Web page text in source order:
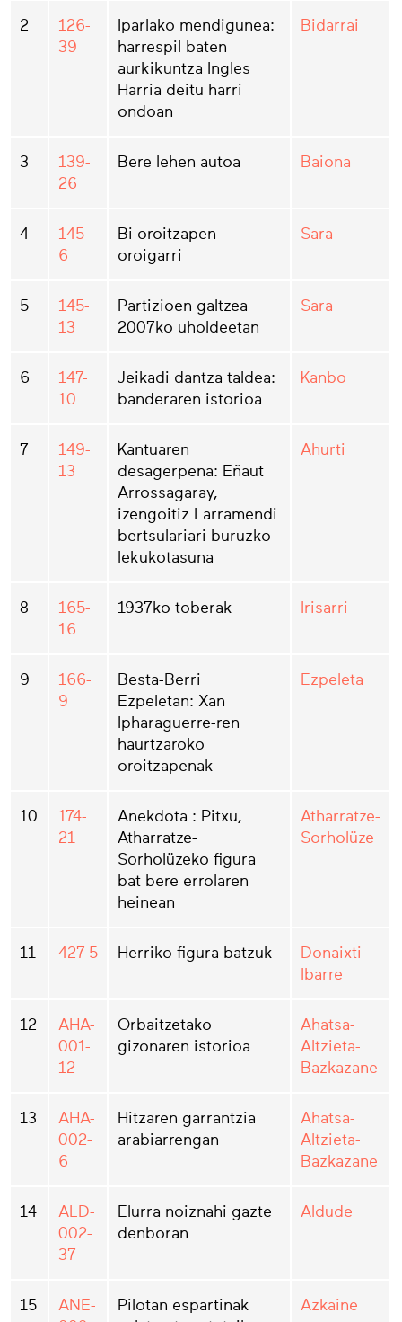
2
126-
39
Iparlako mendigunea:
harrespil baten
aurkikuntza Ingles
Harria deitu harri
ondoan
Bidarrai
3
139-
26
Bere lehen autoa Baiona
4
145-
6
Bi oroitzapen
oroigarri
Sara
5
145-
13
Partizioen galtzea
2007ko uholdeetan
Sara
6
147-
10
Jeikadi dantza taldea:
banderaren istorioa
Kanbo
7
149-
13
Kantuaren
desagerpena: Eñaut
Arrossagaray,
izengoitiz Larramendi
bertsulariari buruzko
lekukotasuna
Ahurti
8
165-
16
1937ko toberak Irisarri
9
166-
9
Besta-Berri
Ezpeletan: Xan
Ipharaguerre-ren
haurtzaroko
oroitzapenak
Ezpeleta
10
174-
21
Anekdota : Pitxu,
Atharratze-
Sorholüzeko figura
bat bere errolaren
heinean
Atharratze-
Sorholüze
11 427-5 Herriko figura batzuk
Donaixti-
Ibarre
12
AHA-
001-
12
Orbaitzetako
gizonaren istorioa
Ahatsa-
Altzieta-
Bazkazane
13
AHA-
002-
6
Hitzaren garrantzia
arabiarrengan
Ahatsa-
Altzieta-
Bazkazane
14
ALD-
002-
37
Elurra noiznahi gazte
denboran
Aldude
15
ANE-
Pilotan espartinak
Azkaine